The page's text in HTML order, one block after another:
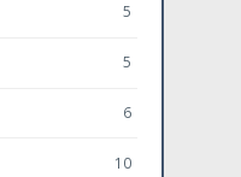
5
5
6
10